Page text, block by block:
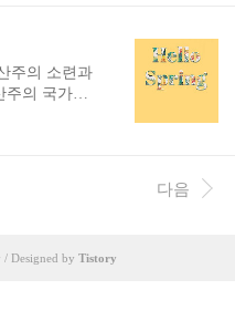
통일 신라 최
지 많은 시
에서 프랑스
전선에서 러
연합군이 전
가 되었습니
침입한 독일
주의 소련과
주의 국가였
국의 개혁에
산주의는 모
하게 지낼 필
소련 사이의
이 중국을 방
다음
/ Designed by Tistory